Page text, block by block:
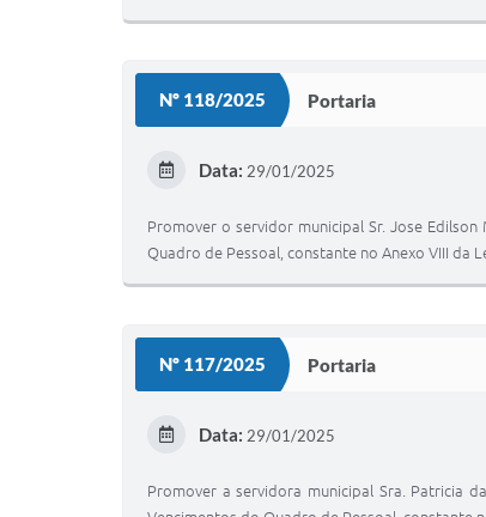
Nº 118/2025 Portaria
Data: 29/01/2025
Promover o servidor municipal Sr. Jose
Quadro de Pessoal, constante no Anexo VIII da
Nº 117/2025 Portaria
Data: 29/01/2025
Promover a servidora municipal Sra. Patricia